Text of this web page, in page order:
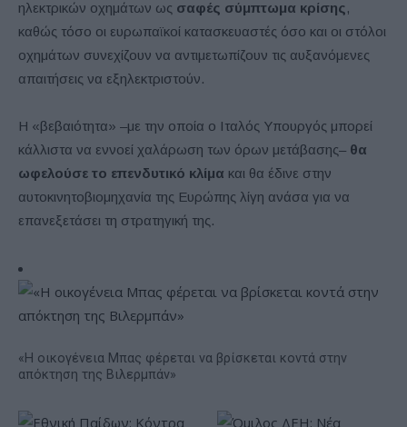
ηλεκτρικών οχημάτων ως σαφές σύμπτωμα κρίσης ,
καθώς τόσο οι ευρωπαϊκοί κατασκευαστές όσο και οι στόλοι
οχημάτων συνεχίζουν να αντιμετωπίζουν τις αυξανόμενες
απαιτήσεις να εξηλεκτριστούν.
Η «βεβαιότητα» –με την οποία ο Ιταλός Υπουργός μπορεί
κάλλιστα να εννοεί χαλάρωση των όρων μετάβασης– θα
ωφελούσε το επενδυτικό κλίμα και θα έδινε στην
αυτοκινητοβιομηχανία της Ευρώπης λίγη ανάσα για να
επανεξετάσει τη στρατηγική της.
«Η οικογένεια Μπας φέρεται να βρίσκεται κοντά στην
απόκτηση της Βιλερμπάν»